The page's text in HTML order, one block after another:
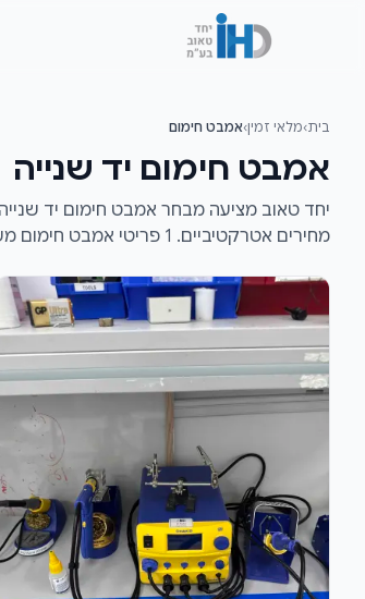
בית›מלאי זמין›אמבט חימום
אמבט חימום יד שנייה
מחירים אטרקטיביים. 1 פריטי אמבט חימום משומשים זמינים כעת במלאי — צרו קשר לקבלת הצעת מחיר.